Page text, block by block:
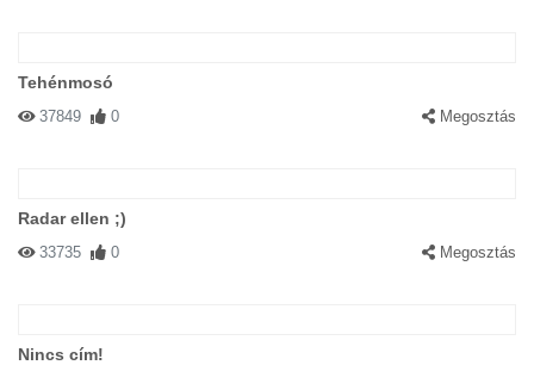
Tehénmosó
37849 0 Megosztás
Radar ellen ;)
33735 0 Megosztás
Nincs cím!